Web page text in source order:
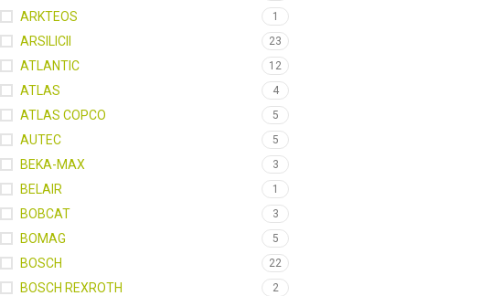
ARKTEOS 1
ARSILICII 23
ATLANTIC 12
ATLAS 4
ATLAS COPCO 5
AUTEC 5
BEKA-MAX 3
BELAIR 1
BOBCAT 3
BOMAG 5
BOSCH 22
BOSCH REXROTH 2